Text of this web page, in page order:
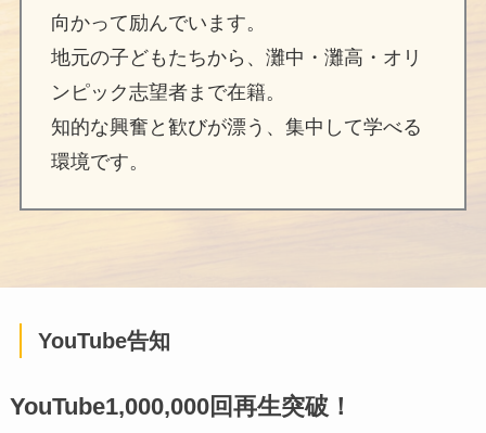
向かって励んでいます。
地元の子どもたちから、灘中・灘高・オリ
ンピック志望者まで在籍。
知的な興奮と歓びが漂う、集中して学べる
環境です。
YouTube告知
YouTube1,000,000回再生突破！